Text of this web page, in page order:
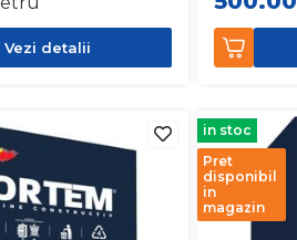
Vezi detalii
in stoc
Pret
disponibil
in
magazin